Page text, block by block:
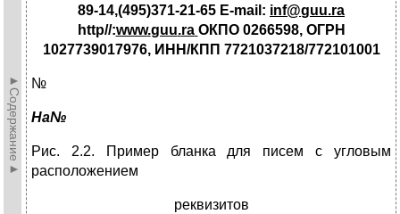
►Содержание►
89-14,(495)371-21-65 E-mail : inf@guu.ra
http//:www.guu.ra ОКПО 0266598, ОГРН
1027739017976, ИНН/КПП 7721037218/772101001
№
На№
Рис. 2.2. Пример бланка для писем с угловым
расположением
реквизитов